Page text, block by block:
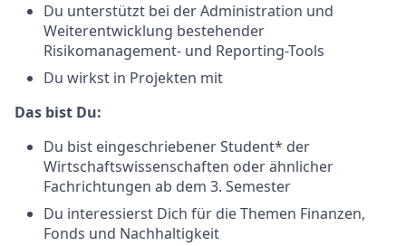
Du unterstützt bei der Administration und
Weiterentwicklung bestehender
Risikomanagement- und Reporting-Tools
Du wirkst in Projekten mit
Das bist Du:
Du bist eingeschriebener Student* der
Wirtschaftswissenschaften oder ähnlicher
Fachrichtungen ab dem 3. Semester
Du interessierst Dich für die Themen Finanzen,
Fonds und Nachhaltigkeit